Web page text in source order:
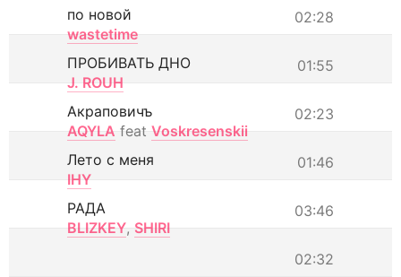
02:28
по новой
wastetime
01:55
ПРОБИВАТЬ ДНО
J. ROUH
02:23
Акраповичъ
AQYLA feat Voskresenskii
01:46
Лето с меня
IHY
03:46
РАДА
BLIZKEY, SHIRI
02:32